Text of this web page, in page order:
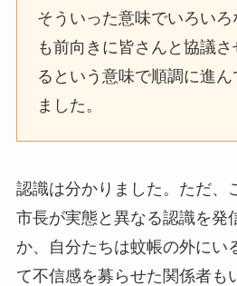
そういった意味でいろい
も前向きに皆さんと協議
るという意味で順調に進
ました。
認識は分かりました。ただ、
市長が実態と異なる認識を発
か、自分たちは蚊帳の外にい
て不信感を募らせた関係者も